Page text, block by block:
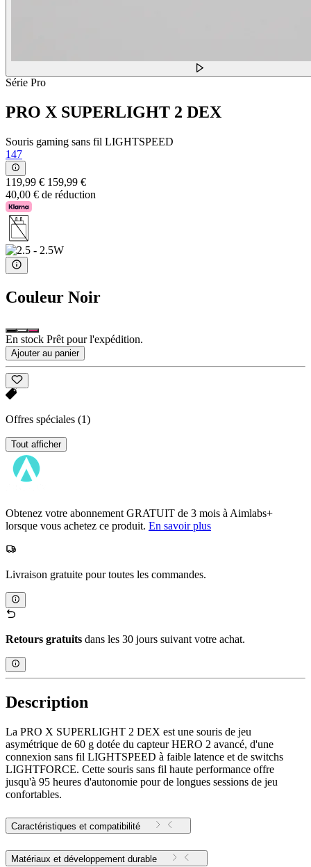
Série Pro
PRO X SUPERLIGHT 2 DEX
Souris gaming sans fil LIGHTSPEED
147
119,99 € 159,99 €
40,00 € de réduction
Couleur Noir
En stock Prêt pour l'expédition.
Ajouter au panier
Offres spéciales (1)
Tout afficher
Obtenez votre abonnement GRATUIT de 3 mois à Aimlabs+
lorsque vous achetez ce produit. En savoir plus
Livraison gratuite pour toutes les commandes.
Retours gratuits dans les 30 jours suivant votre achat.
Description
La PRO X SUPERLIGHT 2 DEX est une souris de jeu
asymétrique de 60 g dotée du capteur HERO 2 avancé, d'une
connexion sans fil LIGHTSPEED à faible latence et de switchs
LIGHTFORCE. Cette souris sans fil haute performance offre
jusqu'à 95 heures d'autonomie pour de longues sessions de jeu
confortables.
Caractéristiques et compatibilité
Matériaux et développement durable